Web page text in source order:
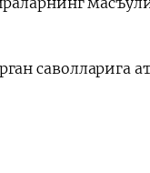
саволларига